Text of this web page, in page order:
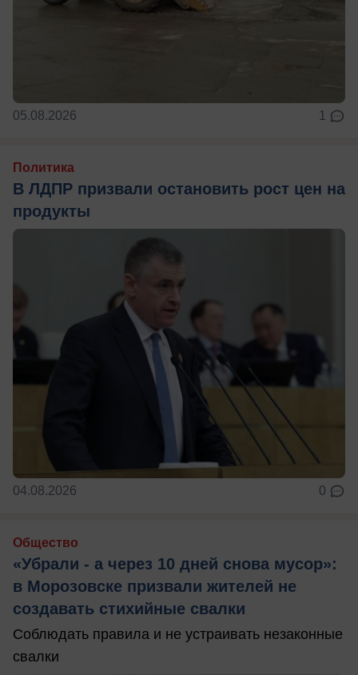
05.08.2026 1
Политика
В ЛДПР призвали остановить рост цен на
продукты
04.08.2026 0
Общество
«Убрали - а через 10 дней снова мусор»:
в Морозовске призвали жителей не
создавать стихийные свалки
Соблюдать правила и не устраивать незаконные
свалки